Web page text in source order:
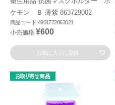
ケモン Ｂ 薄紫 863729002
商品コード:4901772863021
小売価格 ¥600
お気に入りに登録